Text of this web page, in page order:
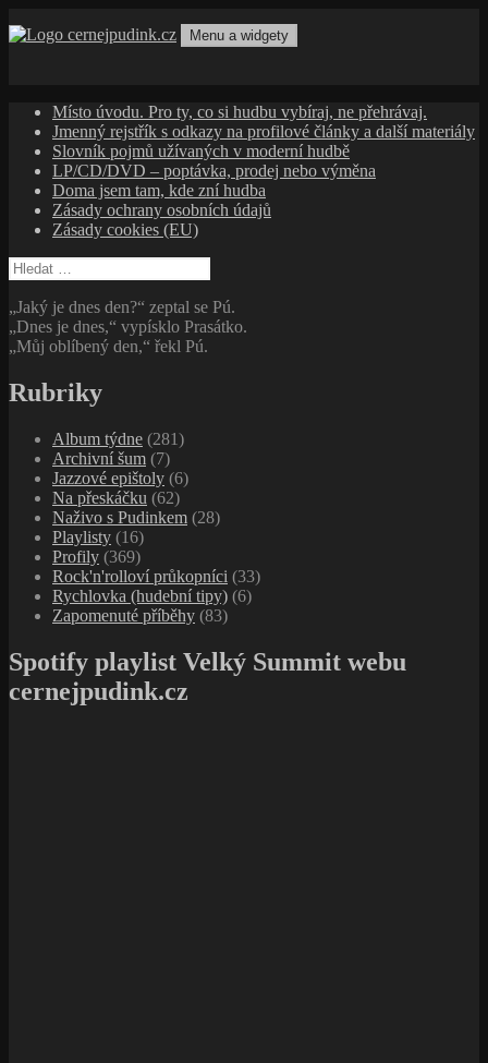
k
Menu a widgety
Místo úvodu. Pro ty, co si hudbu vybíraj, ne přehrávaj.
Jmenný rejstřík s odkazy na profilové články a další materiály
Slovník pojmů užívaných v moderní hudbě
LP/CD/DVD – poptávka, prodej nebo výměna
Doma jsem tam, kde zní hudba
Zásady ochrany osobních údajů
Zásady cookies (EU)
Vyhledávání
„Jaký je dnes den?“ zeptal se Pú.
„Dnes je dnes,“ vypísklo Prasátko.
„Můj oblíbený den,“ řekl Pú.
Rubriky
Album týdne (281)
Archivní šum (7)
Jazzové epištoly (6)
Na přeskáčku (62)
Naživo s Pudinkem (28)
Playlisty (16)
Profily (369)
Rock'n'rolloví průkopníci (33)
Rychlovka (hudební tipy) (6)
Zapomenuté příběhy (83)
Spotify playlist Velký Summit webu
cernejpudink.cz